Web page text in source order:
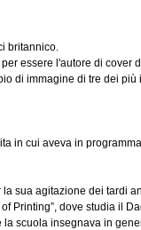
britannico.
essere l'autore di
di immagine di tre dei
in cui aveva in
la sua agitazione dei tardi
Printing”, dove studia il
scuola insegnava in